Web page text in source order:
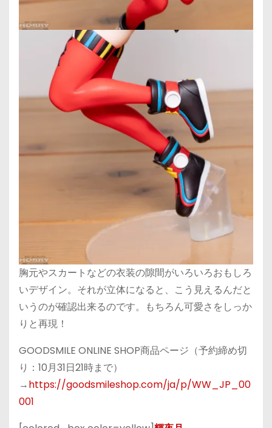
胸元やスカートなどの衣装の隙間がいろいろおもしろ
いデザイン。それが立体になると、こう見えるんだと
いうのが確認出来るのです。もちろん可愛さをしっか
りと再現！
GOODSMILE ONLINE SHOP商品ページ（予約締め切
り：10月31日21時まで）
→https://goodsmileshop.com/ja/p/WW_JP_00
001